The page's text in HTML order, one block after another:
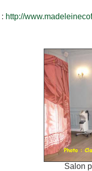
: http://
Salon